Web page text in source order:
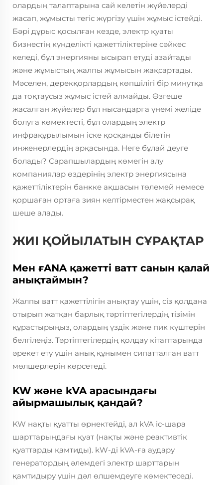
олардың талаптарына сай келетін жүйелерді
жасап, жұмысты тегіс жүргізу үшін жұмыс істейді.
Бәрі дұрыс қосылған кезде, электр қуаты
бизнестің күнделікті қажеттіліктеріне сәйкес
келеді, бұл энергияны ысырап етуді азайтады
және жұмыстың жалпы жұмысын жақсартады.
Мәселен, дерекқорлардың көпшілігі бір минутқа
да тоқтаусыз жұмыс істей алмайды. Өзгеше
жасалған жүйелер бұл нысандарға үнемі желіде
болуға көмектесті, бұл олардың электр
инфрақұрылымын іске қосқанды білетін
инженерлердің арқасында. Неге бұлай деуге
болады? Сарапшылардың көмегін алу
компаниялар өздерінің электр энергиясына
қажеттіліктерін банкке ақшасын төлемей немесе
қоршаған ортаға зиян келтірместен жақсырақ
шеше алады.
ЖИІ ҚОЙЫЛАТЫН СҰРАҚТАР
Мен ғANA қажетті ватт санын қалай
анықтаймын?
Жалпы ватт қажеттілігін анықтау үшін, сіз қолдана
отырып жатқан барлық тәртіптегілердің тізімін
құрастырыңыз, олардың үздік және пик күштерін
белгілеңіз. Тәртіптегілердің қолдау кітаптарында
әрекет ету үшін анық құнымен сипатталған ватт
мөлшерлерін көрсетеді.
KW және kVA арасындағы
айырмашылық қандай?
KW нақты қуатты өрнектейді, ал kVA іс-шара
шарттарындағы қуат (нақты және реактивтік
қуаттарды қамтиды). kW-ді kVA-ға аудару
генератордың әлемдегі электр шарттарын
қамтидыру үшін дәл өлшемдеуге көмектеседі.